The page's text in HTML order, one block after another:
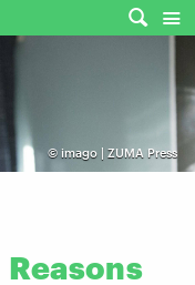
© imago | ZUMA Press
Reasons